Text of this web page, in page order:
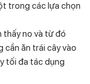
trong các lựa chọn
thấy no và từ đó
cần ăn trái cây vào
tối đa tác dụng